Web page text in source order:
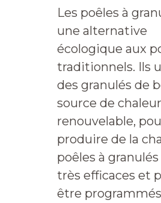
Les poêles à
une alternative
écologique aux
traditionnels. Ils
des granulés de
source de chaleur
renouvelable,
produire de la
poêles à
très efficaces et
être